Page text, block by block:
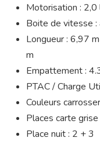
Motorisation : 2,0
Boite de vitesse :
Longueur : 6,97
m
Empattement :
PTAC / Charge
Couleurs
Places carte grise
Place nuit : 2 + 3